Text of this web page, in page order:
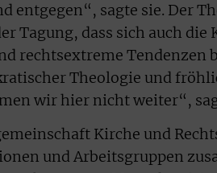
entgegen“, sagte sie. Der
Tagung, dass sich auch die
rechtsextreme Tendenzen
Theologie und
wir hier nicht weiter“,
Kirche und
und Arbeitsgruppen